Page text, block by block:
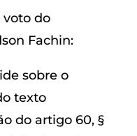
do
Fachin:
sobre o
texto
do artigo 60, §